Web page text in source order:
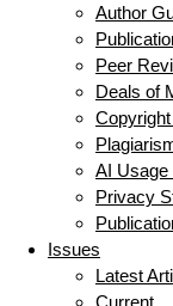
Author
Peer
Deals of
AI Usage
Privacy
Issues
Latest
Current